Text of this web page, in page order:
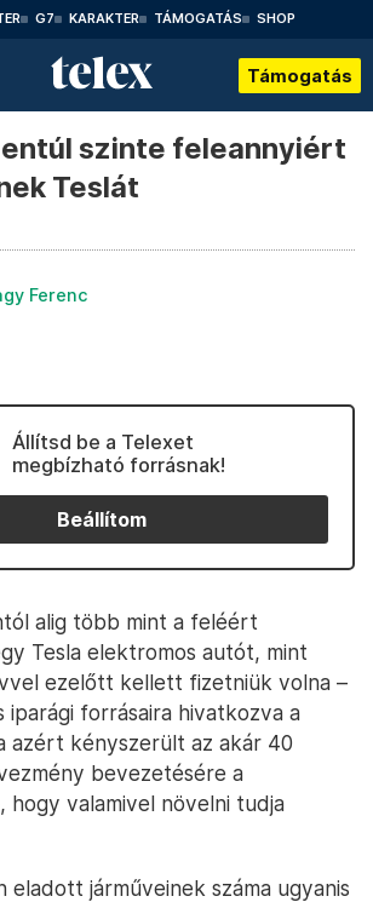
G7 KARAKTER TÁMOGATÁS SHOP
Támogatás
szinte feleannyiért
Teslát
Ferenc
Állítsd be a Telexet
megbízható forrásnak!
Beállítom
alig több mint a feléért
Tesla elektromos autót, mint
ezelőtt kellett fizetniük volna –
iparági forrásaira hivatkozva a
azért kényszerült az akár 40
bevezetésére a
hogy valamivel növelni tudja
eladott járműveinek száma ugyanis